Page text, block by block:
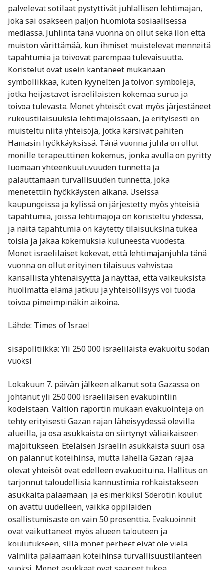
palvelevat sotilaat pystyttivät juhlallisen lehtimajan,
joka sai osakseen paljon huomiota sosiaalisessa
mediassa. Juhlinta tänä vuonna on ollut sekä ilon että
muiston värittämää, kun ihmiset muistelevat menneitä
tapahtumia ja toivovat parempaa tulevaisuutta.
Koristelut ovat usein kantaneet mukanaan
symboliikkaa, kuten kyynelten ja toivon symboleja,
jotka heijastavat israelilaisten kokemaa surua ja
toivoa tulevasta. Monet yhteisöt ovat myös järjestäneet
rukoustilaisuuksia lehtimajoissaan, ja erityisesti on
muisteltu niitä yhteisöjä, jotka kärsivät pahiten
Hamasin hyökkäyksissä. Tänä vuonna juhla on ollut
monille terapeuttinen kokemus, jonka avulla on pyritty
luomaan yhteenkuuluvuuden tunnetta ja
palauttamaan turvallisuuden tunnetta, joka
menetettiin hyökkäysten aikana. Useissa
kaupungeissa ja kylissä on järjestetty myös yhteisiä
tapahtumia, joissa lehtimajoja on koristeltu yhdessä,
ja näitä tapahtumia on käytetty tilaisuuksina tukea
toisia ja jakaa kokemuksia kuluneesta vuodesta.
Monet israelilaiset kokevat, että lehtimajanjuhla tänä
vuonna on ollut erityinen tilaisuus vahvistaa
kansallista yhtenäisyyttä ja näyttää, että vaikeuksista
huolimatta elämä jatkuu ja yhteisöllisyys voi tuoda
toivoa pimeimpinäkin aikoina.
Lähde: Times of Israel
sisäpolitiikka: Yli 250 000 israelilaista evakuoitu sodan
vuoksi
Lokakuun 7. päivän jälkeen alkanut sota Gazassa on
johtanut yli 250 000 israelilaisen evakuointiin
kodeistaan. Valtion raportin mukaan evakuointeja on
tehty erityisesti Gazan rajan läheisyydessä olevilla
alueilla, ja osa asukkaista on siirtynyt väliaikaiseen
majoitukseen. Eteläisen Israelin asukkaista suuri osa
on palannut koteihinsa, mutta lähellä Gazan rajaa
olevat yhteisöt ovat edelleen evakuoituina. Hallitus on
tarjonnut taloudellisia kannustimia rohkaistakseen
asukkaita palaamaan, ja esimerkiksi Sderotin koulut
on avattu uudelleen, vaikka oppilaiden
osallistumisaste on vain 50 prosenttia. Evakuoinnit
ovat vaikuttaneet myös alueen talouteen ja
koulutukseen, sillä monet perheet eivät ole vielä
valmiita palaamaan koteihinsa turvallisuustilanteen